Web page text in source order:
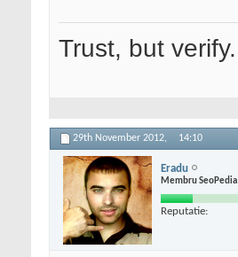
Trust, but verify.
29th November 2012, 14:10
Eradu
Membru SeoPedia
Reputatie: